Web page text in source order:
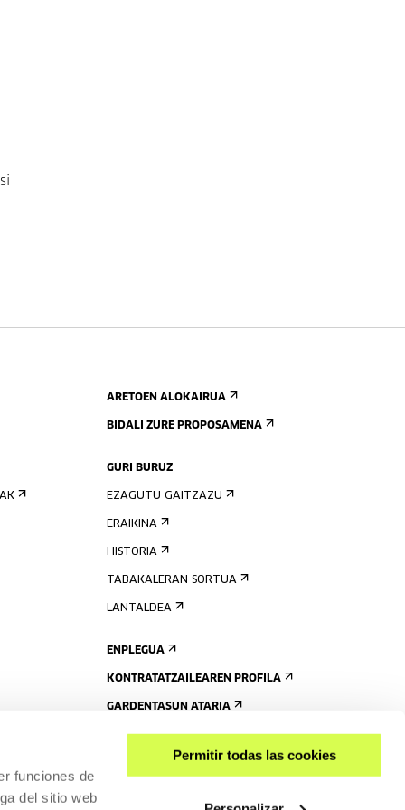
funciones de
del sitio web
Permitir todas las cookies
ARETOEN ALOKAIRUA
BIDALI ZURE PROPOSAMENA
GURI BURUZ
EZAGUTU GAITZAZU
ERAIKINA
HISTORIA
TABAKALERAN SORTUA
LANTALDEA
ENPLEGUA
KONTRATATZAILEAREN PROFILA
GARDENTASUN ATARIA